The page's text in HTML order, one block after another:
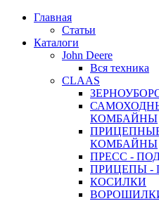
Главная
Статьи
Каталоги
John Deere
Вся техника
CLAAS
КОМБАЙНЫ
КОМБАЙНЫ
ПРЕСС -
ПРИЦЕПЫ -
КОСИЛКИ